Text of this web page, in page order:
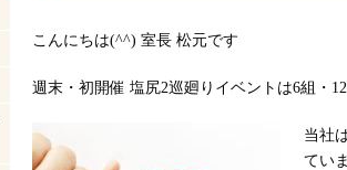
こんにちは(^^) 室長 松元です
週末・初開催 塩尻2巡廻りイベントは6組・
当社
てい